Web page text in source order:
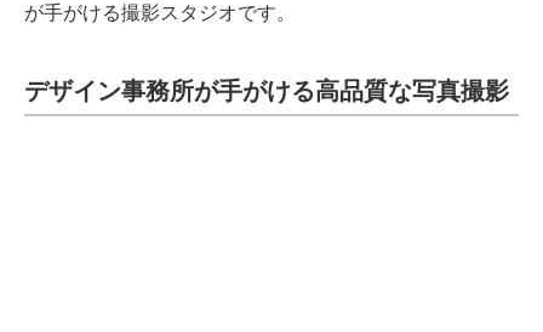
が手がける撮影スタジオです。
デザイン事務所が手がける高品質な写真撮影